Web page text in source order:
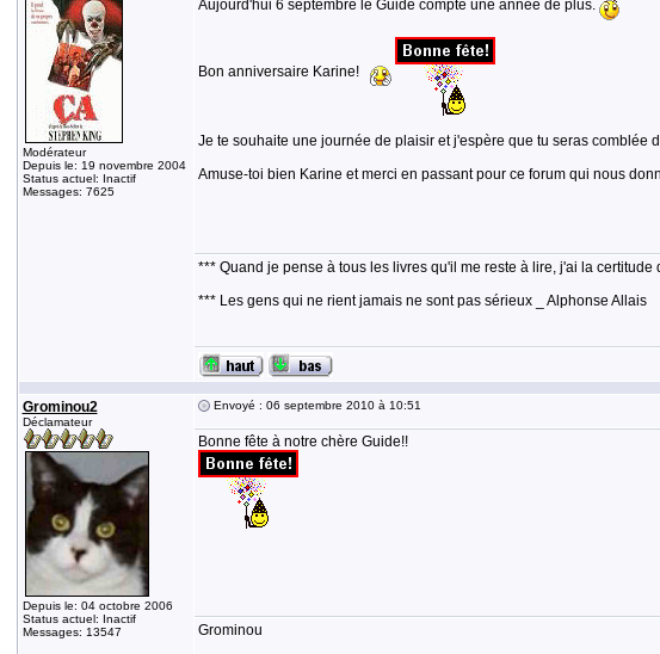
Modérateur
Depuis le: 19 novembre 2004
Status actuel: Inactif
Messages: 7625
Aujourd'hui 6 septembre le Guide compte une année de plus.
Bon anniversaire Karine!
Je te souhaite une journée de plaisir et j'espère que tu seras comblée
Amuse-toi bien Karine et merci en passant pour ce forum qui nous
*** Quand je pense à tous les livres qu'il me reste à lire, j'ai la certitude
*** Les gens qui ne rient jamais ne sont pas sérieux _ Alphonse Allais
Grominou2
Déclamateur
Depuis le: 04 octobre 2006
Status actuel: Inactif
Messages: 13547
Envoyé : 06 septembre 2010 à 10:51
Bonne fête à notre chère Guide!!
Grominou